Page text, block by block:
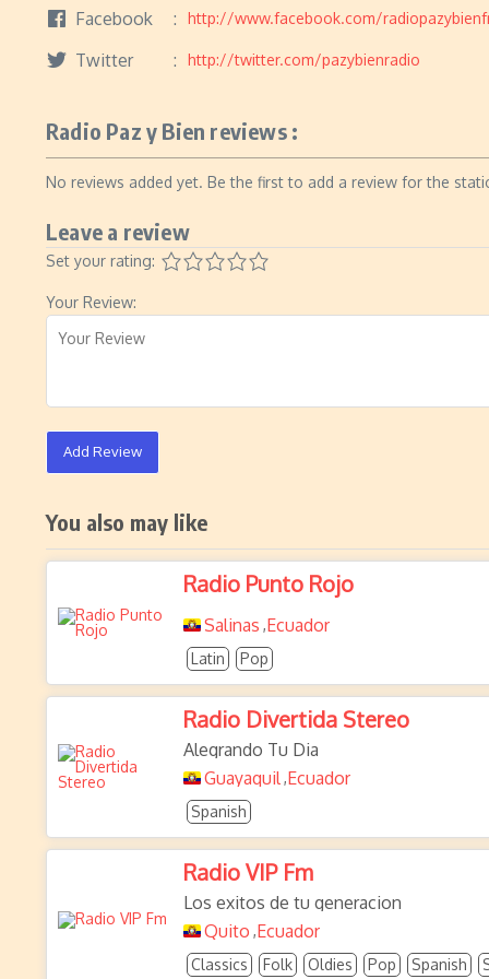
Facebook http://www.facebook.com/
Twitter http://twitter.com/pazybienradio
Radio Paz y Bien reviews :
No reviews added yet. Be the first to add a review for the
Leave a review
Set your rating:
Your Review:
Add Review
You also may like
Radio Punto Rojo
Salinas ,Ecuador
Latin Pop
Radio Divertida Stereo
Alegrando Tu Dia
Guayaquil,Ecuador
Spanish
Radio VIP Fm
Los exitos de tu generacion
Quito ,Ecuador
Classics Folk Oldies Pop Spanish